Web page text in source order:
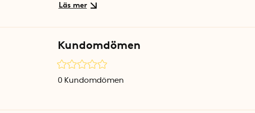
Specifikationer
Mått: 41,5 x 1,5 x 22,5 cm
Material: Textil
Färg: Beige-grå
Kundomdömen
0 Kundomdömen